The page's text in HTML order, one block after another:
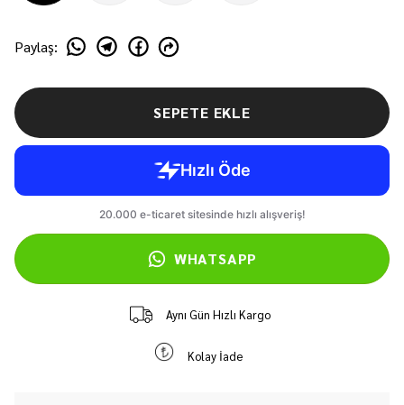
Paylaş:
SEPETE EKLE
WHATSAPP
Aynı Gün Hızlı Kargo
Kolay İade